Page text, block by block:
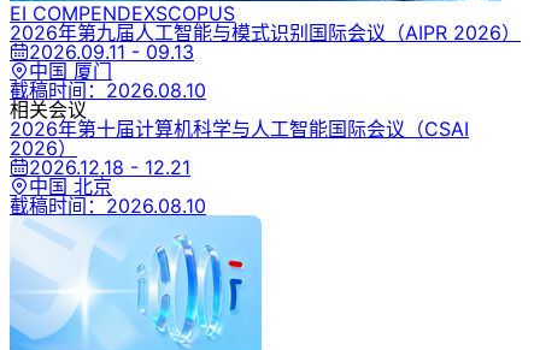
EI COMPENDEXSCOPUS
2026年第九届人工智能与模式识别国际会议 （AIPR 2026）
2026.09.11 - 09.13
中国 厦门
截稿时间： 2026.08.10
相关会议
2026年第十届计算机科学与人工智能国际会议 （CSAI
2026）
2026.12.18 - 12.21
中国 北京
截稿时间： 2026.08.10